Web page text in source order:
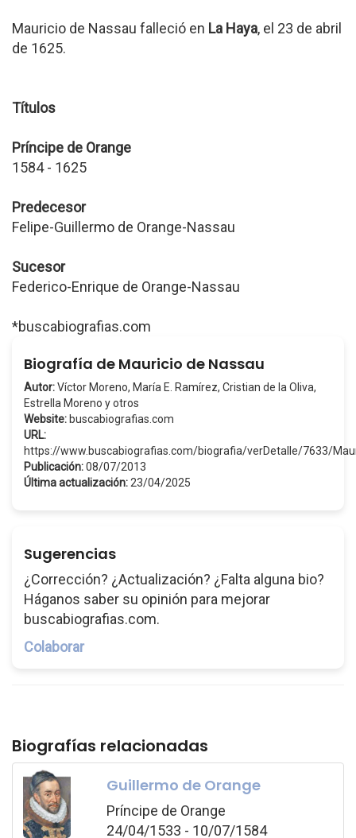
Mauricio de Nassau falleció en La Haya, el 23 de abril
de 1625.
Títulos
Príncipe de Orange
1584 - 1625
Predecesor
Felipe-Guillermo de Orange-Nassau
Sucesor
Federico-Enrique de Orange-Nassau
*buscabiografias.com
Biografía de Mauricio de Nassau
Autor:Víctor Moreno, María E. Ramírez, Cristian de la Oliva,
Estrella Moreno y otros
Website: buscabiografias.com
URL:
https://www.buscabiografias.com/biografia/verDetalle/7633/
Publicación:08/07/2013
Última actualización: 23/04/2025
Sugerencias
¿Corrección? ¿Actualización? ¿Falta alguna bio?
Háganos saber su opinión para mejorar
buscabiografias.com.
Colaborar
Biografías relacionadas
Guillermo de Orange
Príncipe de Orange
24/04/1533 - 10/07/1584